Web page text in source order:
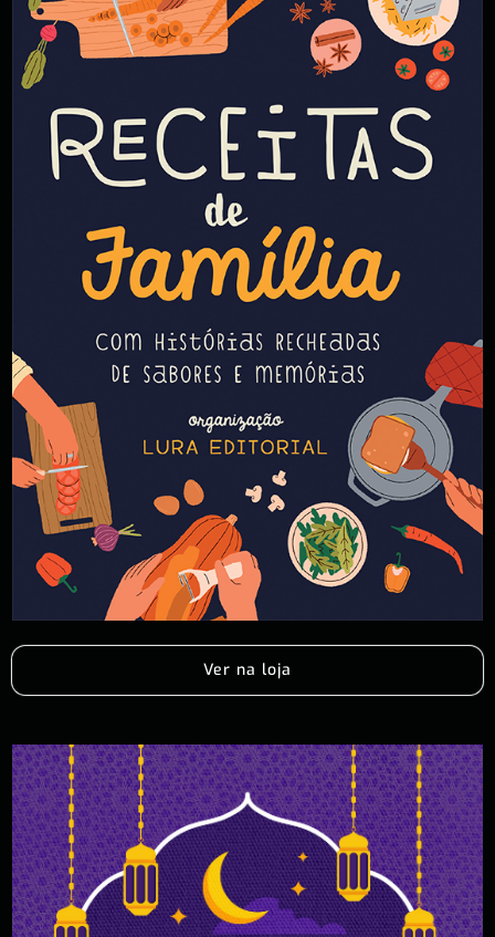
Ver na loja